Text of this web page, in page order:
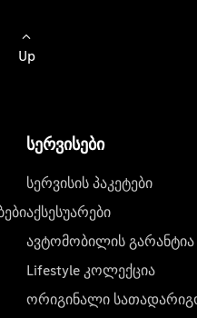
Up
სერვისები
სერვისის პაკეტები
აქსესუარები
ავტომობილის გარანტია
Lifestyle კოლექცია
ორიგინალი